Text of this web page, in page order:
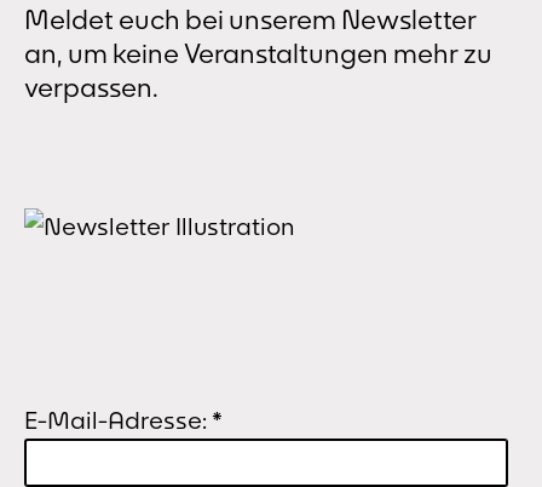
Meldet euch bei unserem Newsletter
an, um keine Veranstaltungen mehr zu
verpassen.
E-Mail-Adresse: *